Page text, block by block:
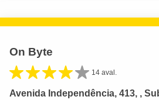
On Byte
14 aval.
Avenida Independência, 413, ,